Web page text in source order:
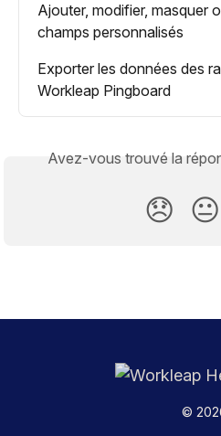
Ajouter, modifier, masquer
champs personnalisés
Exporter les données des
Workleap Pingboard
Avez-vous trouvé la
😞 😐
©